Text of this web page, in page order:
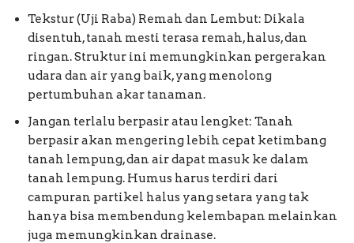
Tekstur (Uji Raba) Remah dan Lembut: Dikala
disentuh, tanah mesti terasa remah, halus, dan
ringan. Struktur ini memungkinkan pergerakan
udara dan air yang baik, yang menolong
pertumbuhan akar tanaman.
Jangan terlalu berpasir atau lengket: Tanah
berpasir akan mengering lebih cepat ketimbang
tanah lempung, dan air dapat masuk ke dalam
tanah lempung. Humus harus terdiri dari
campuran partikel halus yang setara yang tak
hanya bisa membendung kelembapan melainkan
juga memungkinkan drainase.